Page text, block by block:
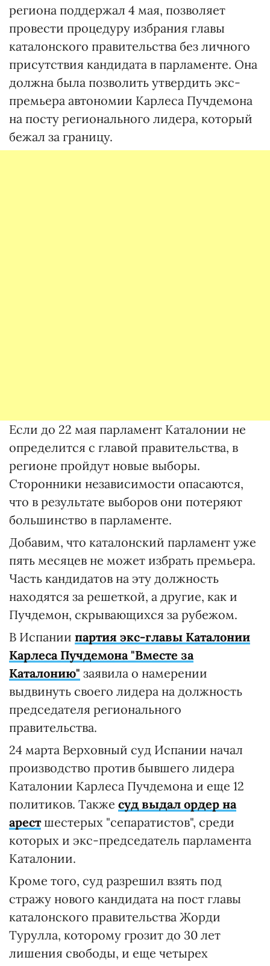
региона поддержал 4 мая, позволяет
провести процедуру избрания главы
каталонского правительства без личного
присутствия кандидата в парламенте. Она
должна была позволить утвердить экс-
премьера автономии Карлеса Пучдемона
на посту регионального лидера, который
бежал за границу.
Если до 22 мая парламент Каталонии не
определится с главой правительства, в
регионе пройдут новые выборы.
Сторонники независимости опасаются,
что в результате выборов они потеряют
большинство в парламенте.
Добавим, что каталонский парламент уже
пять месяцев не может избрать премьера.
Часть кандидатов на эту должность
находятся за решеткой, а другие, как и
Пучдемон, скрывающихся за рубежом.
В Испании партия экс-главы Каталонии
Карлеса Пучдемона "Вместе за
Каталонию" заявила о намерении
выдвинуть своего лидера на должность
председателя регионального
правительства.
24 марта Верховный суд Испании начал
производство против бывшего лидера
Каталонии Карлеса Пучдемона и еще 12
политиков. Также суд выдал ордер на
арестшестерых "сепаратистов", среди
которых и экс-председатель парламента
Каталонии.
Кроме того, суд разрешил взять под
стражу нового кандидата на пост главы
каталонского правительства Жорди
Турулла, которому грозит до 30 лет
лишения свободы, и еще четырех